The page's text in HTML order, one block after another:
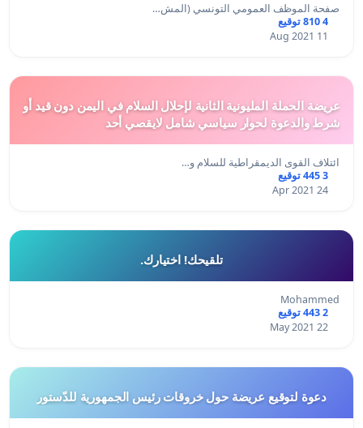
صفحة الموظف العمومي التونسي (المش…
4 810 توقيع
11 Aug 2021
عريضة الحملة المليونية الثانية لإحلال السلام في اليمن دون قيد أو
شرط والدعوة لحوار سياسي شامل لايقصي أحد
ائتلاف القوى الديمقراطية للسلام و…
3 445 توقيع
24 Apr 2021
تلقيحك! اختيارك.
Mohammed
2 443 توقيع
22 May 2021
دعوة لتوقيع عريضة حول خروقات رئيس الجمهورية للدّستور